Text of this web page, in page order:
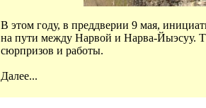
В этом году, в преддверии 9 мая,
на пути между Нарвой и Нарва-Йыэсуу.
сюрпризов и работы.
Далее...